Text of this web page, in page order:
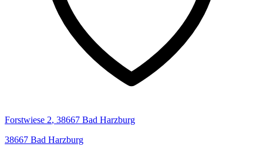
Forstwiese 2, 38667 Bad Harzburg
38667 Bad Harzburg